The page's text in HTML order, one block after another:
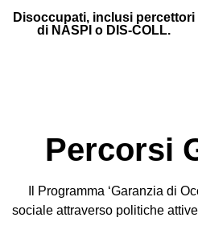
Disoccupati, inclusi percettori
di NASPI o DIS-COLL.
Percorsi
Il Programma ‘Garanzia di
sociale attraverso politiche